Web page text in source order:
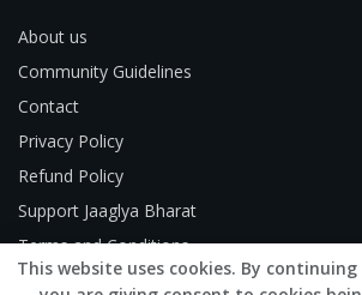
About us
Community Guidelines
Contact
Privacy Policy
Refund Policy
Support Jaaglya Bharat
Terms and Conditions
This website uses cookies. By